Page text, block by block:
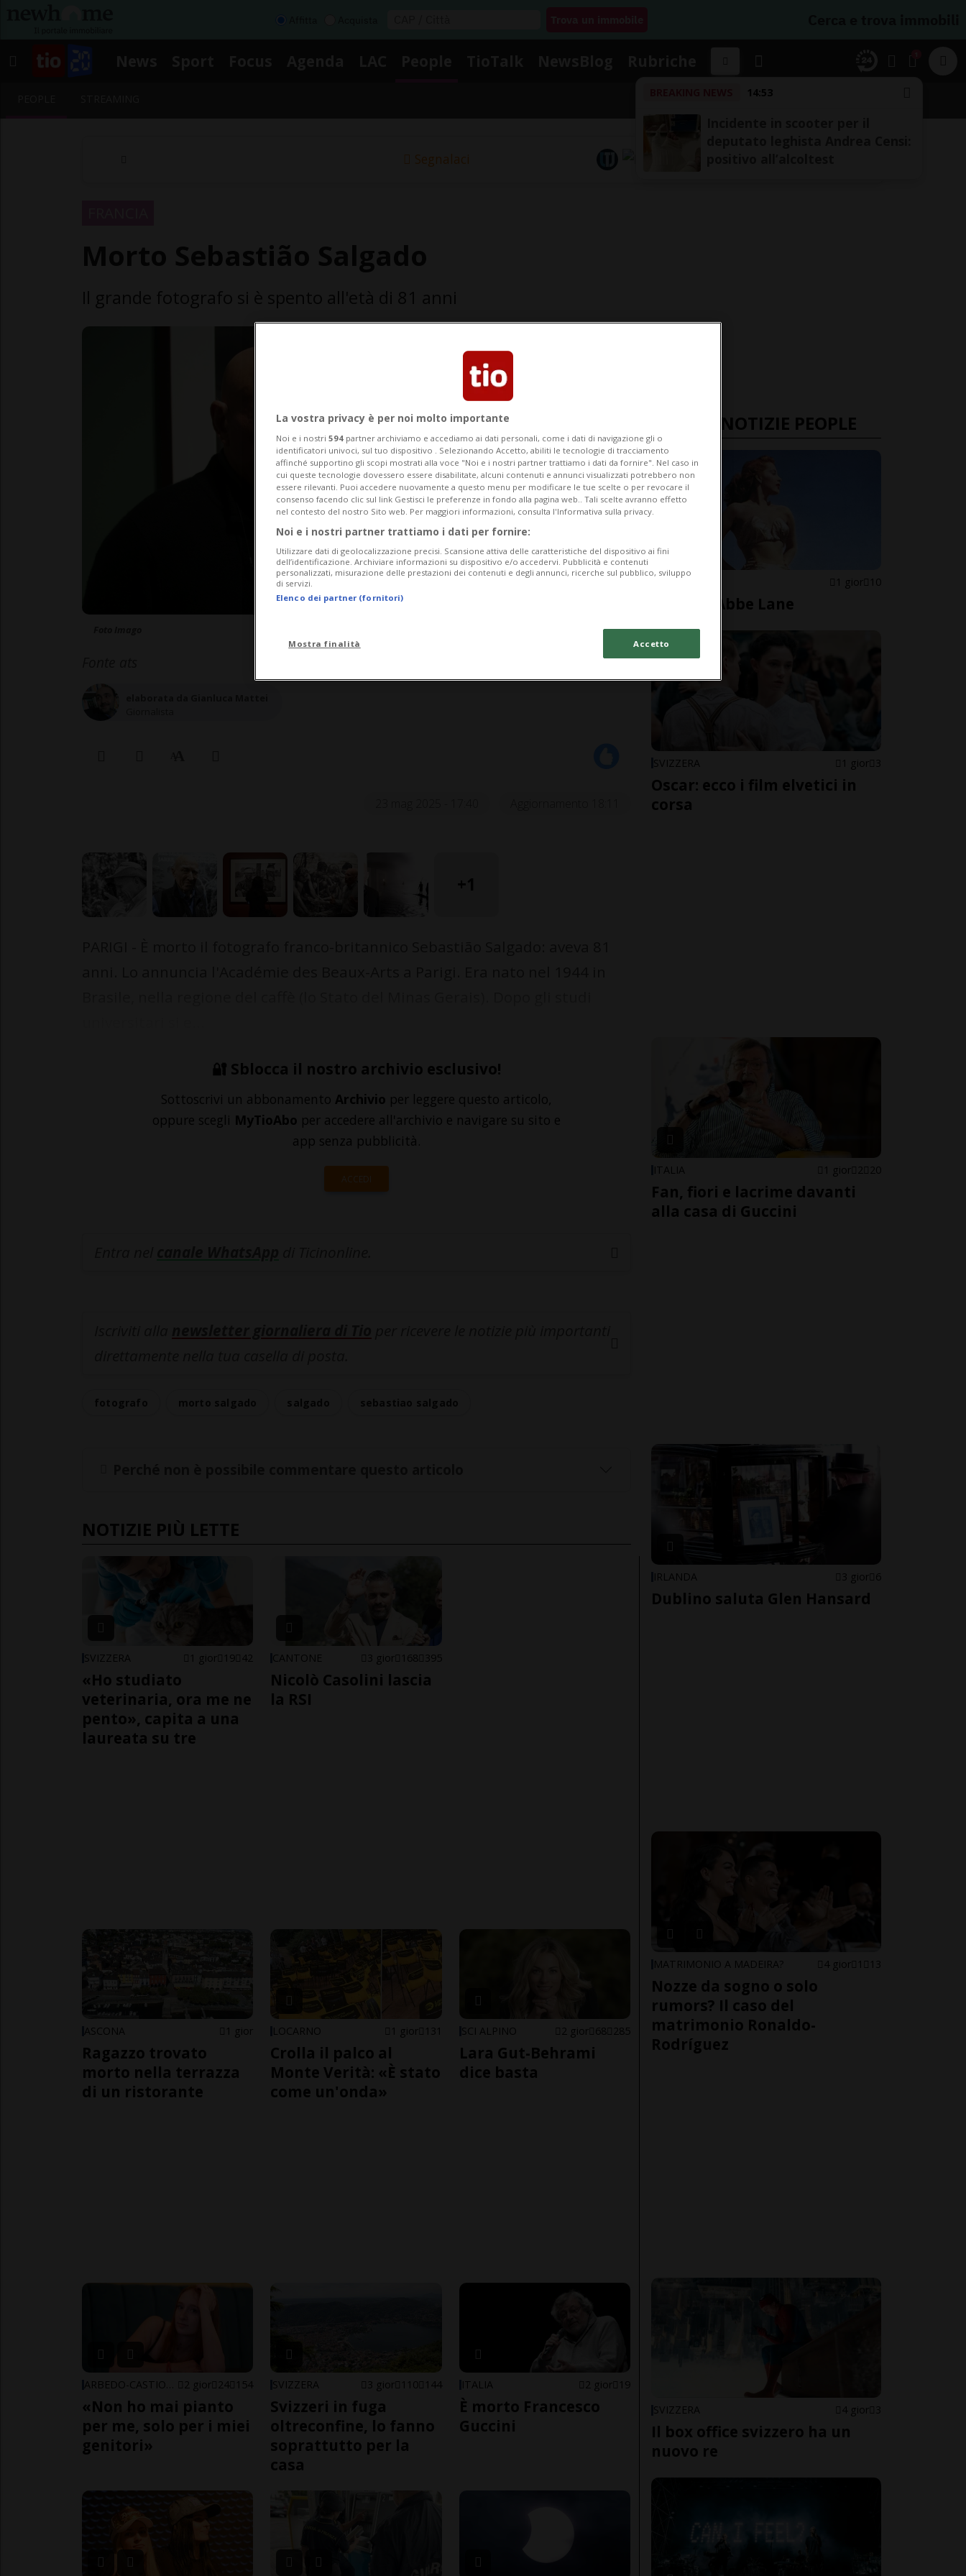
14:53
Segnalaci
🔐 Sblocca il nostro archivio esclusivo!
Sottoscrivi un abbonamento Archivio per leggere questo articolo,
oppure scegli MyTioAbo per accedere all'archivio e navigare su sito e
app senza pubblicità.
ACCEDI
NOTIZIE PIÙ LETTE
SVIZZERA 1 gior 19 42
«Ho studiato
veterinaria, ora me ne
pento», capita a una
laureata su tre
CANTONE 3 gior 168 395
Nicolò Casolini lascia
la RSI
ASCONA 1 gior
Ragazzo trovato
morto nella terrazza
di un ristorante
LOCARNO 1 gior 131
Crolla il palco al
Monte Verità: «È stato
come un'onda»
SCI ALPINO 2 gior 68 285
Lara Gut-Behrami
dice basta
2 gior 24 154
«Non ho mai pianto
per me, solo per i miei
genitori»
SVIZZERA 3 gior 110 144
Svizzeri in fuga
oltreconfine, lo fanno
soprattutto per la
casa
ITALIA 2 gior 19
È morto Francesco
Guccini
ULTIME NOTIZIE PEOPLE
STATI UNITI 1 gior 10
È morta Abbe Lane
SVIZZERA 1 gior 3
Oscar: ecco i film elvetici in
corsa
ITALIA 1 gior 2 20
Fan, fiori e lacrime davanti
alla casa di Guccini
IRLANDA 3 gior 6
Dublino saluta Glen Hansard
MATRIMONIO A MADEIRA? 4 gior 1 13
Nozze da sogno o solo
rumors? Il caso del
matrimonio Ronaldo-
Rodríguez
SVIZZERA 4 gior 3
Il box office svizzero ha un
nuovo re
La vostra privacy è per noi molto importante
Noi e i nostri 594 partner archiviamo e accediamo ai dati personali, come i dati di navigazione gli o
identificatori univoci, sul tuo dispositivo . Selezionando Accetto, abiliti le tecnologie di tracciamento
affinché supportino gli scopi mostrati alla voce "Noi e i nostri partner trattiamo i dati da fornire". Nel caso in
cui queste tecnologie dovessero essere disabilitate, alcuni contenuti e annunci visualizzati potrebbero non
essere rilevanti. Puoi accedere nuovamente a questo menu per modificare le tue scelte o per revocare il
consenso facendo clic sul link Gestisci le preferenze in fondo alla pagina web.. Tali scelte avranno effetto
nel contesto del nostro Sito web. Per maggiori informazioni, consulta l'Informativa sulla privacy.
Noi e i nostri partner trattiamo i dati per fornire:
Utilizzare dati di geolocalizzazione precisi. Scansione attiva delle caratteristiche del dispositivo ai fini
dell’identificazione. Archiviare informazioni su dispositivo e/o accedervi. Pubblicità e contenuti
personalizzati, misurazione delle prestazioni dei contenuti e degli annunci, ricerche sul pubblico, sviluppo
di servizi.
Elenco dei partner (fornitori)
Mostra finalità Accetto